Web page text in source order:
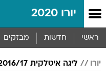
יורו 2020
ראשי חדשות מבזקים
יורו ליגה איטלקית 2016/17